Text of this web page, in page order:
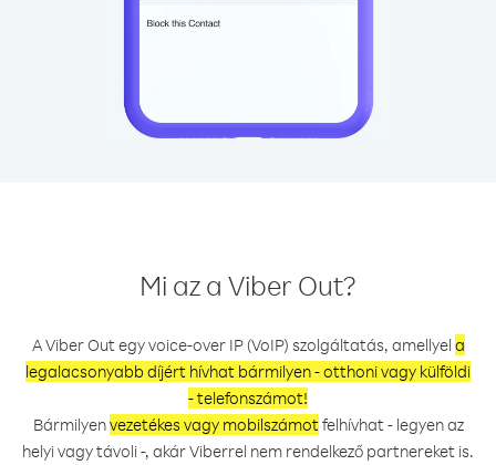
Mi az a Viber Out?
A Viber Out egy voice-over IP (VoIP) szolgáltatás, amellyel a
legalacsonyabb díjért hívhat bármilyen - otthoni vagy külföldi
- telefonszámot!
Bármilyenvezetékes vagy mobilszámotfelhívhat - legyen az
helyi vagy távoli -, akár Viberrel nem rendelkező partnereket is.